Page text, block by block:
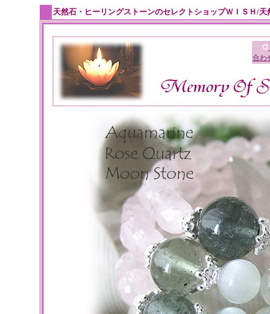
天然石・ヒーリングストーンのセレクトショップＷＩＳＨ/
合わ